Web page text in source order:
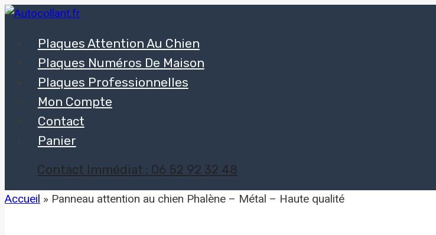
Aller
contenuPlaques Attention Au Chien
Plaques Numéros De Maison
Plaques Professionnelles
Mon Compte
Contact
Panier
Contact Immédiat : 06 52 92 32 48
Accueil » Panneau attention au chien Phalène – Métal – Haute qualité